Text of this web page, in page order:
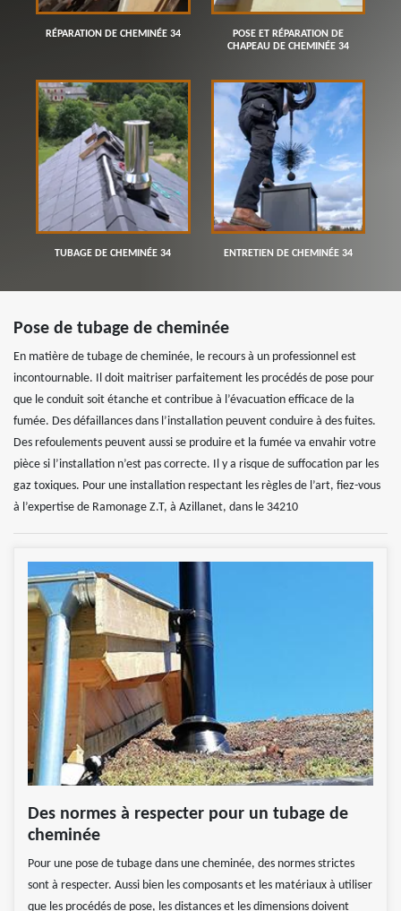
RÉPARATION DE CHEMINÉE 34
POSE ET RÉPARATION DE
CHAPEAU DE CHEMINÉE 34
TUBAGE DE CHEMINÉE 34 ENTRETIEN DE CHEMINÉE 34
Pose de tubage de cheminée
En matière de tubage de cheminée, le recours à un professionnel est
incontournable. Il doit maitriser parfaitement les procédés de pose pour
que le conduit soit étanche et contribue à l’évacuation efficace de la
fumée. Des défaillances dans l’installation peuvent conduire à des fuites.
Des refoulements peuvent aussi se produire et la fumée va envahir votre
pièce si l’installation n’est pas correcte. Il y a risque de suffocation par les
gaz toxiques. Pour une installation respectant les règles de l’art, fiez-vous
à l’expertise de Ramonage Z.T, à Azillanet, dans le 34210
Des normes à respecter pour un tubage de
cheminée
Pour une pose de tubage dans une cheminée, des normes strictes
sont à respecter. Aussi bien les composants et les matériaux à utiliser
que les procédés de pose, les distances et les dimensions doivent